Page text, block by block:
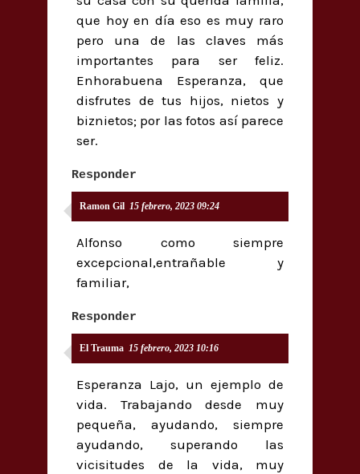
que hoy en día eso es muy raro
pero una de las claves más
importantes para ser feliz.
Enhorabuena Esperanza, que
disfrutes de tus hijos, nietos y
biznietos; por las fotos así parece
ser.
Responder
Ramon Gil 15 febrero, 2023 09:24
Alfonso como siempre
excepcional,entrañable y
familiar,
Responder
El Trauma 15 febrero, 2023 10:16
Esperanza Lajo, un ejemplo de
vida. Trabajando desde muy
pequeña, ayudando, siempre
ayudando, superando las
vicisitudes de la vida, muy